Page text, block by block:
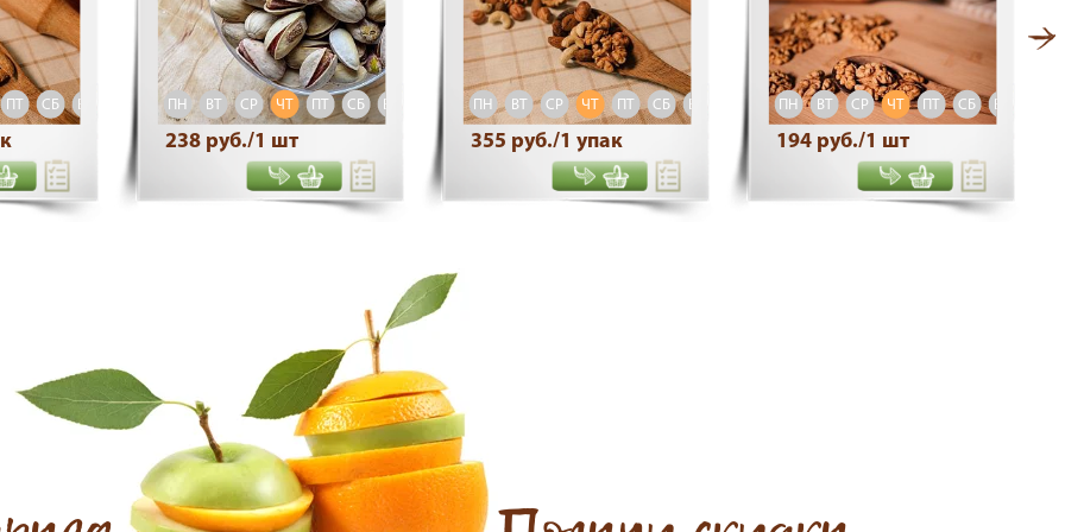
СБ ВС ПН ВТ СР ЧТ СБ ВС
238 руб./1 шт
ПН ВТ СР ЧТ СБ ВС
355 руб./1 упак
ПН ВТ СР ЧТ СБ ВС
194 руб./1 шт